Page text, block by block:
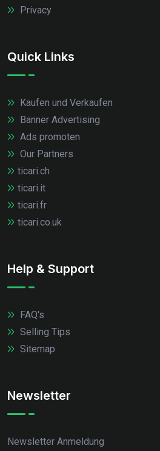
Privacy
Quick Links
Kaufen und Verkaufen
Banner Advertising
Ads promoten
Our Partners
ticari.ch
ticari.it
ticari.fr
ticari.co.uk
Help & Support
FAQ's
Selling Tips
Sitemap
Newsletter
Newsletter Anmeldung